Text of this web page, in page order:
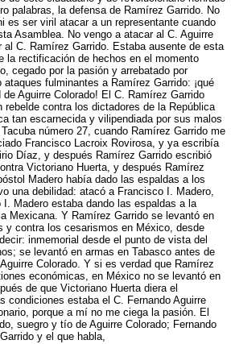
palabras, la defensa de Ramírez Garrido. No
es ser viril atacar a un representante cuando
Asamblea. No vengo a atacar al C. Aguirre
al C. Ramírez Garrido. Estaba ausente de esta
la rectificación de hechos en el momento
cegado por la pasión y arrebatado por
fulminantes a Ramírez Garrido: ¡qué
Aguirre Colorado! El C. Ramírez Garrido
rebelde contra los dictadores de la República
tan escarnecida y vilipendiada por sus malos
número 27, cuando Ramírez Garrido me
Francisco Lacroix Rovirosa, y ya escribía
Díaz, y después Ramírez Garrido escribió
Victoriano Huerta, y después Ramírez
Madero había dado las espaldas a los
una debilidad: atacó a Francisco I. Madero,
Madero estaba dando las espaldas a la
Mexicana. Y Ramírez Garrido se levantó en
y contra los cesarismos en México, desde
inmemorial desde el punto de vista del
se levantó en armas en Tabasco antes de
Colorado. Y si es verdad que Ramírez
económicas, en México no se levantó en
de que Victoriano Huerta diera el
condiciones estaba el C. Fernando Aguirre
porque a mí no me ciega la pasión. El
suegro y tío de Aguirre Colorado; Fernando
y el que habla,